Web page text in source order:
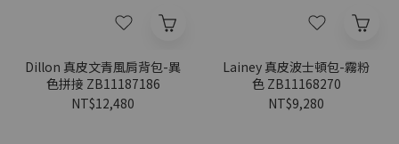
Dillon 真皮文青風肩背包-異
色拼接 ZB11187186
NT$12,480
Lainey 真皮波士頓包-霧粉
色 ZB11168270
NT$9,280